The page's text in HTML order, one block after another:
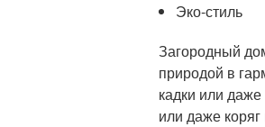
Эко-стиль
Загородный
природой в
кадки или
или даже